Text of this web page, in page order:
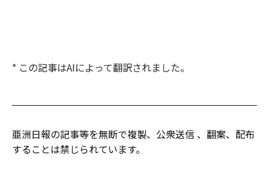
* この記事はAIによって翻訳されました。
亜洲日報の記事等を無断で複製、公衆送信 、翻案、配布
することは禁じられています。